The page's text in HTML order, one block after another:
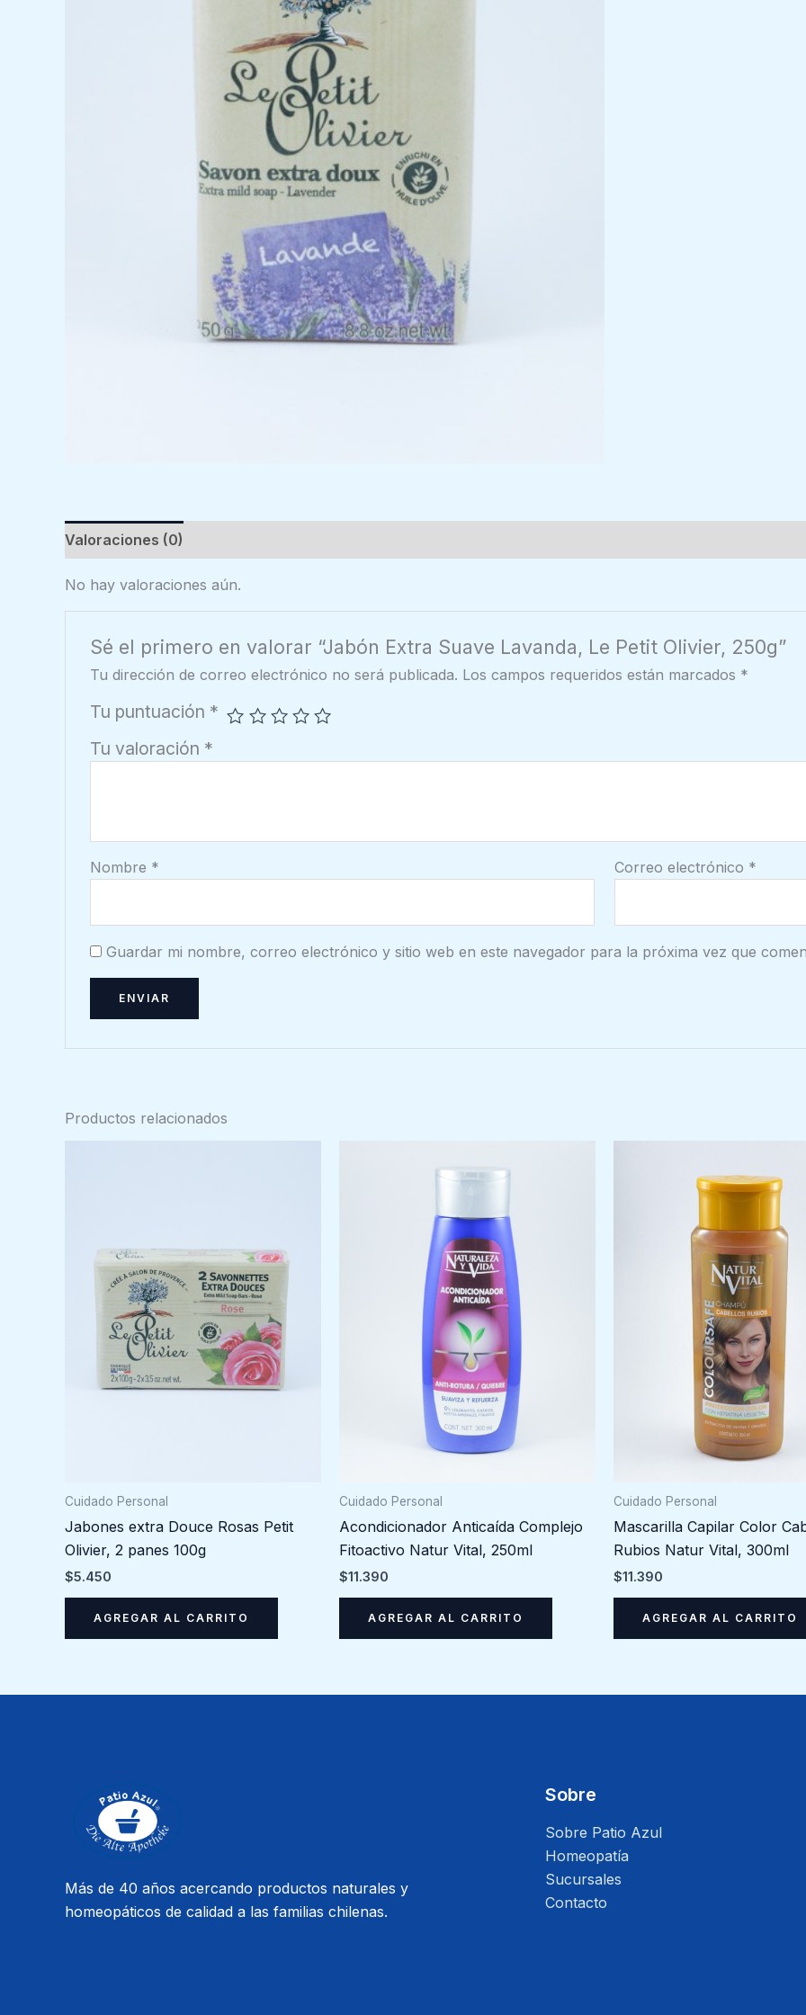
Valoraciones (0)
No hay valoraciones aún.
Sé el primero en valorar “Jabón Extra Suave Lavanda, Le Petit Olivier, 250g”
Tu dirección de correo electrónico no será publicada. Los campos requeridos están marcados *
Tu puntuación *
Tu valoración *
Nombre * Correo electrónico *
Guardar mi nombre, correo electrónico y sitio web en este navegador para la próxima vez que
Productos relacionados
Cuidado Personal
Jabones extra Douce Rosas Petit
Olivier, 2 panes 100g
$5.450
AGREGAR AL CARRITO
Cuidado Personal
Acondicionador Anticaída Complejo
Fitoactivo Natur Vital, 250ml
$11.390
AGREGAR AL CARRITO
Cuidado Personal
Mascarilla Capilar Color
Rubios Natur Vital, 300ml
$11.390
AGREGAR AL CARRITO
Más de 40 años acercando productos naturales y
homeopáticos de calidad a las familias chilenas.
Sobre
Sobre Patio Azul
Homeopatía
Sucursales
Contacto